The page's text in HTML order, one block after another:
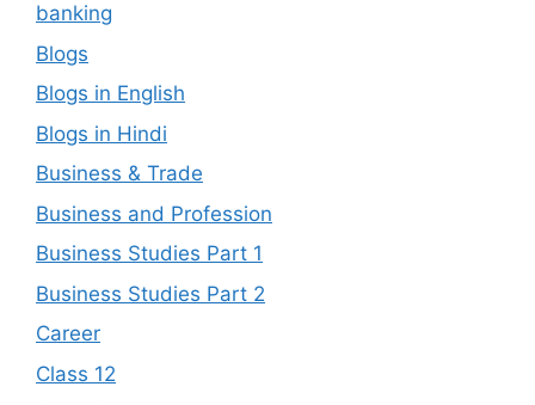
banking
Blogs
Blogs in English
Blogs in Hindi
Business & Trade
Business and Profession
Business Studies Part 1
Business Studies Part 2
Career
Class 12